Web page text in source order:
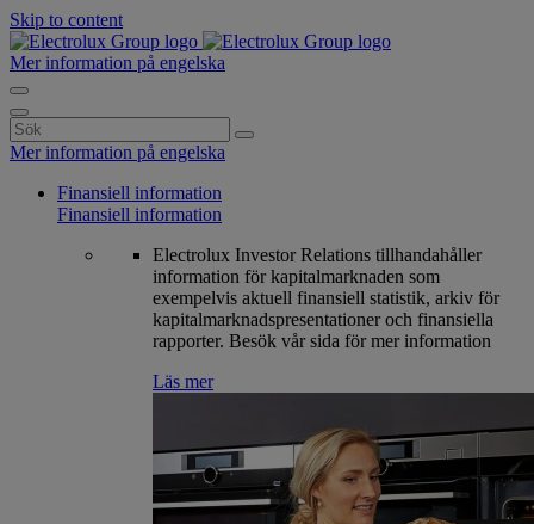
Skip to content
Mer information på engelska
Search
for:
Mer information på engelska
Finansiell information
Finansiell information
Electrolux Investor Relations tillhandahåller
information för kapitalmarknaden som
exempelvis aktuell finansiell statistik, arkiv för
kapitalmarknadspresentationer och finansiella
rapporter. Besök vår sida för mer information
Läs mer